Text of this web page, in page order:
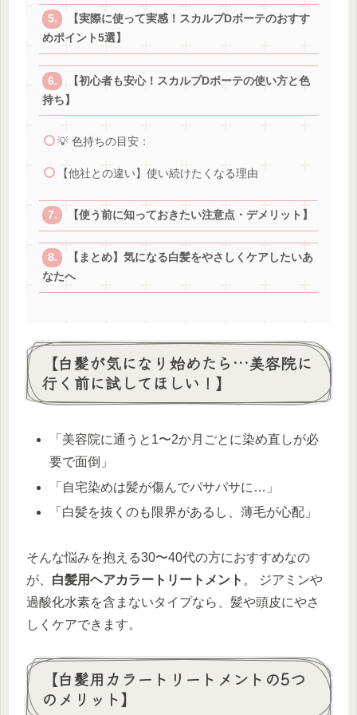
【実際に使って実感！スカルプDボーテのおすす
めポイント5選】
【初心者も安心！スカルプDボーテの使い方と色
持ち】
💡 色持ちの目安：
【他社との違い】使い続けたくなる理由
【使う前に知っておきたい注意点・デメリット】
【まとめ】気になる白髪をやさしくケアしたいあ
なたへ
【白髪が気になり始めたら…美容院に
行く前に試してほしい！】
「美容院に通うと1〜2か月ごとに染め直しが必
要で面倒」
「自宅染めは髪が傷んでパサパサに…」
「白髪を抜くのも限界があるし、薄毛が心配」
そんな悩みを抱える30〜40代の方におすすめなの
が、 白髪用ヘアカラートリートメント 。 ジアミンや
過酸化水素を含まないタイプなら、髪や頭皮にやさ
しくケアできます。
【白髪用カラートリートメントの5つ
のメリット】